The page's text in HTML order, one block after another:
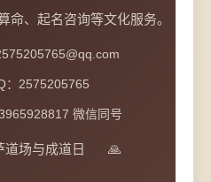
命、起名咨询等文化服务。
：2575205765
微信同号
道场与成道日 🙏